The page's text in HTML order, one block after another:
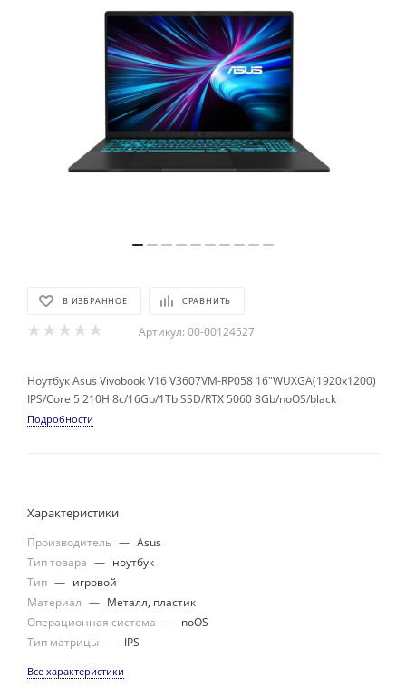
В ИЗБРАННОЕ СРАВНИТЬ
Артикул: 00-00124527
Ноутбук Asus Vivobook V16 V3607VM-RP058 16"WUXGA(1920x1200)
IPS/Core 5 210H 8c/16Gb/1Tb SSD/RTX 5060 8Gb/noOS/black
Подробности
Характеристики
Производитель — Asus
Тип товара — ноутбук
Тип — игровой
Материал — Металл, пластик
Операционная система — noOS
Тип матрицы — IPS
Все характеристики